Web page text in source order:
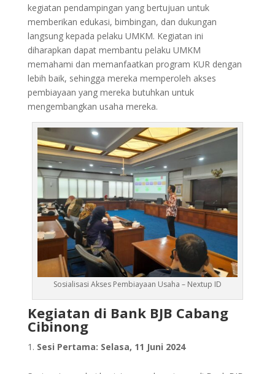
kegiatan pendampingan yang bertujuan untuk
memberikan edukasi, bimbingan, dan dukungan
langsung kepada pelaku UMKM. Kegiatan ini
diharapkan dapat membantu pelaku UMKM
memahami dan memanfaatkan program KUR dengan
lebih baik, sehingga mereka memperoleh akses
pembiayaan yang mereka butuhkan untuk
mengembangkan usaha mereka.
Sosialisasi Akses Pembiayaan Usaha – Nextup ID
Kegiatan di Bank BJB Cabang
Cibinong
Sesi Pertama: Selasa, 11 Juni 2024